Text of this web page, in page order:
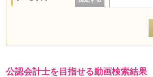
公認会計士を目指せる動画検索結果